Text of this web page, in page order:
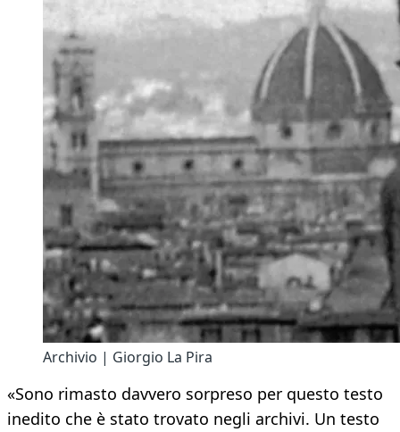
Archivio | Giorgio La Pira
«Sono rimasto davvero sorpreso per questo testo
inedito che è stato trovato negli archivi. Un testo